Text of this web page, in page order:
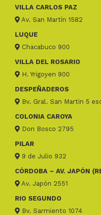
VILLA CARLOS PAZ
Av. San Martín 1582
LUQUE
Chacabuco 900
VILLA DEL ROSARIO
H. Yrigoyen 900
DESPEÑADEROS
Bv. Gral. San Martin 5
COLONIA CAROYA
Don Bosco 2795
PILAR
9 de Julio 932
CÓRDOBA – AV. JAPÓN
Av. Japón 2551
RIO SEGUNDO
Bv. Sarmiento 1074